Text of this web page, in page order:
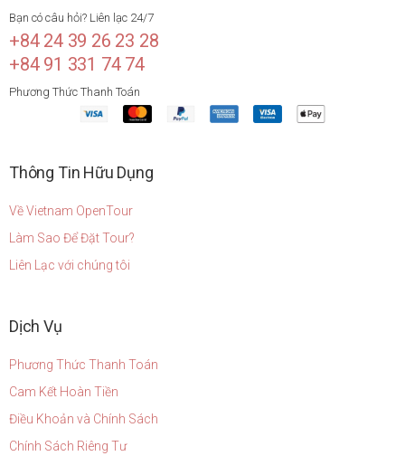
Bạn có câu hỏi? Liên lạc 24/7
+84 24 39 26 23 28
+84 91 331 74 74
Phương Thức Thanh Toán
Thông Tin Hữu Dụng
Về Vietnam OpenTour
Làm Sao Để Đặt Tour?
Liên Lạc với chúng tôi
Dịch Vụ
Phương Thức Thanh Toán
Cam Kết Hoàn Tiền
Điều Khoản và Chính Sách
Chính Sách Riêng Tư